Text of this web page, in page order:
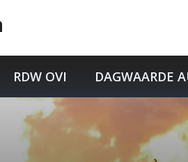
RDW OVI DAGWAARDE